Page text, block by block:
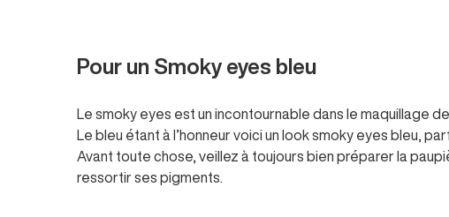
Pour un Smoky eyes bleu
Le smoky eyes est un incontournable dans le maquillage
Le bleu étant à l’honneur voici un look smoky eyes bleu,
Avant toute chose, veillez à toujours bien préparer la
ressortir ses pigments.